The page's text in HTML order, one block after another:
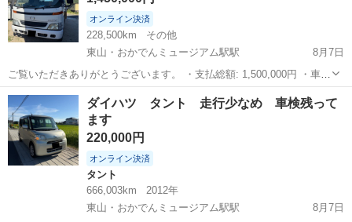
オンライン決済
228,500km
その他
東山・おかでんミュージアム駅駅
8月7日
ご覧いただきありがとうございます。 ・支払総額: 1,500,000円 ・車両
本体価格: 1,450,000円 ・メーカー名: 日野 ・車種名: デュトロ ・排気
量: 4,900cc ・ドア枚数: 2ドア ・ミッション: ...
岡山 岡山市 東山・おかでんミュージアム駅駅 ダイハツ
デュトロ
ダイハツ タント 走行少なめ 車検残って
ます
220,000円
オンライン決済
タント
666,003km
2012年
東山・おかでんミュージアム駅駅
8月7日